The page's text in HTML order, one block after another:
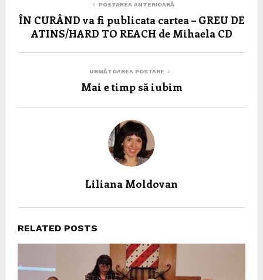
POSTAREA ANTERIOARĂ
ÎN CURÂND va fi publicata cartea – GREU DE
ATINS/HARD TO REACH de Mihaela CD
URMĂTOAREA POSTARE
Mai e timp să iubim
Liliana Moldovan
RELATED POSTS